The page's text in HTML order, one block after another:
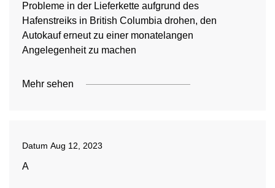
Probleme in der Lieferkette aufgrund des
Hafenstreiks in British Columbia drohen, den
Autokauf erneut zu einer monatelangen
Angelegenheit zu machen
Mehr sehen
Datum Aug 12, 2023
A